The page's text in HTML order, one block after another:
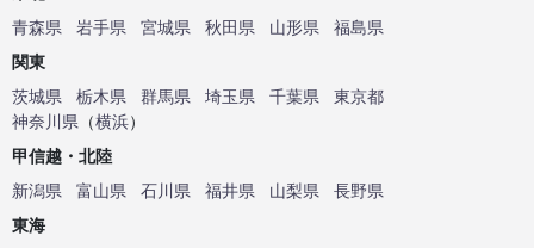
青森県
岩手県 宮城県 秋田県 山形県
福島県
関東
茨城県
栃木県 群馬県 埼玉県 千葉県
東京都
神奈川県 （横浜）
甲信越・北陸
新潟県
富山県 石川県 福井県 山梨県
長野県
東海